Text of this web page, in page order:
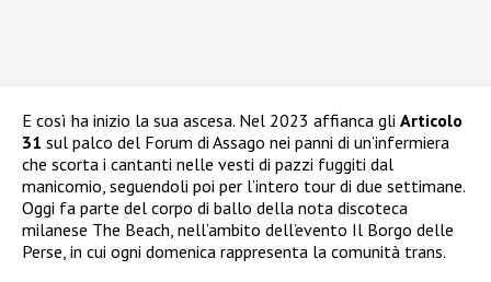
E così ha inizio la sua ascesa. Nel 2023 affianca gli Articolo
31 sul palco del Forum di Assago nei panni di un’infermiera
che scorta i cantanti nelle vesti di pazzi fuggiti dal
manicomio, seguendoli poi per l’intero tour di due settimane.
Oggi fa parte del corpo di ballo della nota discoteca
milanese The Beach, nell’ambito dell’evento Il Borgo delle
Perse, in cui ogni domenica rappresenta la comunità trans.